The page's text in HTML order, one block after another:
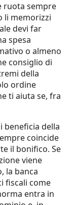
ruota sempre
li memorizzi
devi far
spesa
o almeno
consiglio di
della
ordine
ti aiuta se, fra
beneficia della
coincide
il bonifico. Se
viene
la banca
fiscali come
entra in